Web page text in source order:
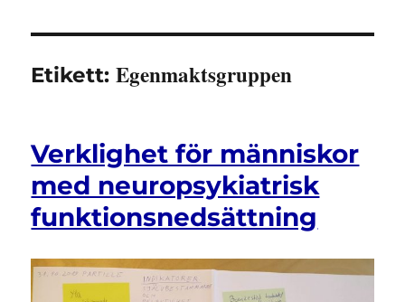
Etikett:Egenmaktsgruppen
Verklighet för människor
med neuropsykiatrisk
funktionsnedsättning